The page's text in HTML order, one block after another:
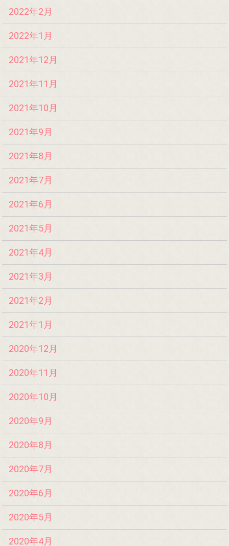
2022年2月
2022年1月
2021年12月
2021年11月
2021年10月
2021年9月
2021年8月
2021年7月
2021年6月
2021年5月
2021年4月
2021年3月
2021年2月
2021年1月
2020年12月
2020年11月
2020年10月
2020年9月
2020年8月
2020年7月
2020年6月
2020年5月
2020年4月